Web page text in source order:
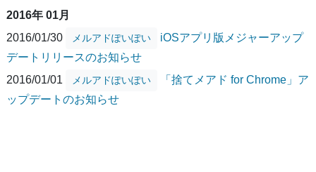
2016年 01月
2016/01/30
メルアドぽいぽい
iOSアプリ版メジャーアップ
デートリリースのお知らせ
2016/01/01
メルアドぽいぽい
「捨てメアド for Chrome」ア
ップデートのお知らせ